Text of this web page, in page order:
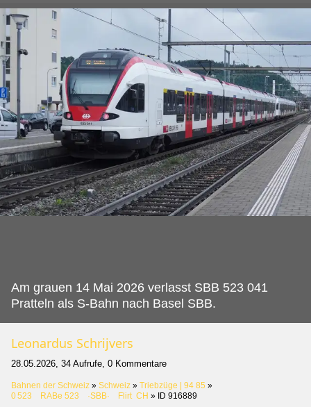
Am grauen 14 Mai 2026 verlasst SBB 523 041
Pratteln als S-Bahn nach Basel SBB.
Leonardus Schrijvers
28.05.2026, 34 Aufrufe, 0 Kommentare
Bahnen der Schweiz » Schweiz » Triebzüge | 94 85 »
0 523 RABe 523 ·SBB· Flirt CH » ID 916889